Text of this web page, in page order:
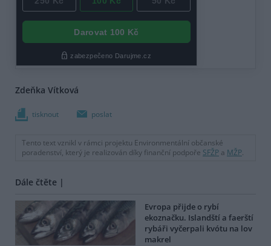
Zdeňka Vítková
tisknout poslat
Tento text vznikl v rámci projektu Environmentální občanské
poradenství, který je realizován díky finanční podpoře SFŽP a MŽP.
Dále čtěte |
Evropa přijde o rybí
ekoznačku. Islandští a faerští
rybáři vyčerpali kvótu na lov
makrel